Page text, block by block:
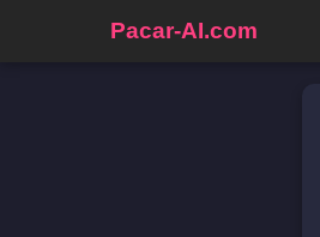
Pacar-AI.com